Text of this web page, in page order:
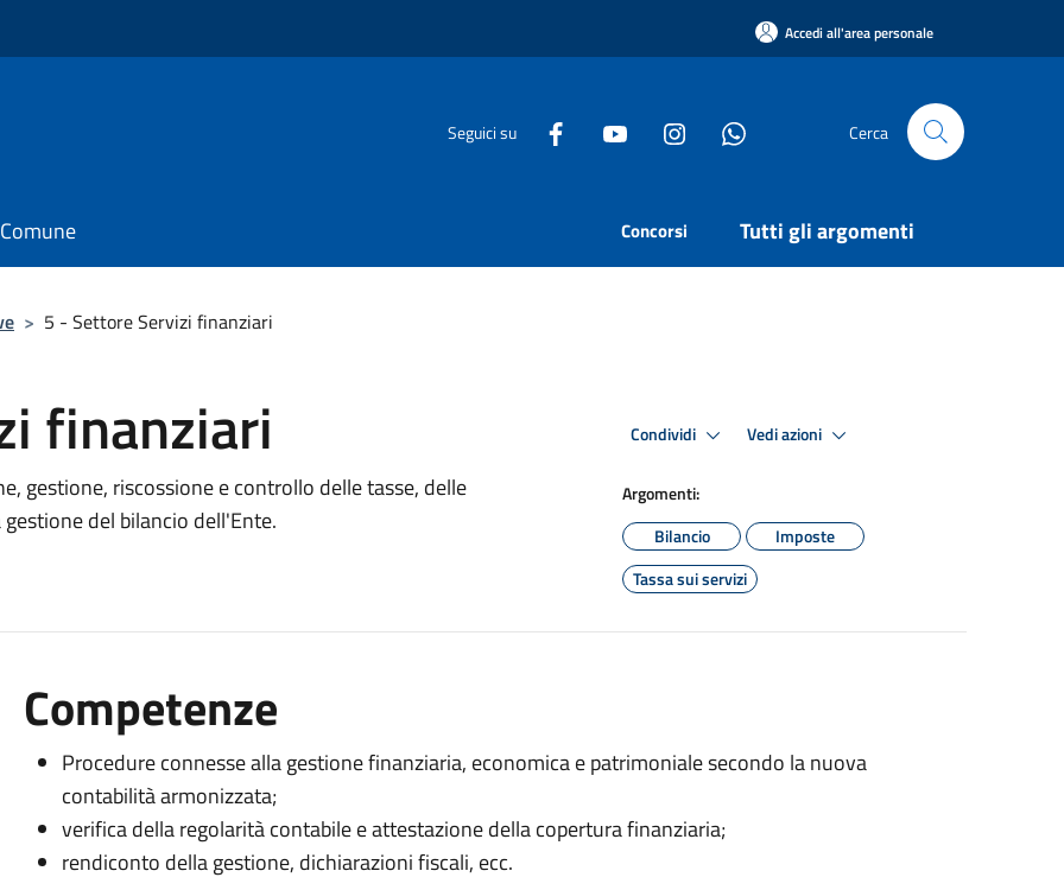
Accedi all'area personale
Seguici su Cerca
Concorsi Tutti gli argomenti
> 5 - Settore Servizi finanziari
finanziari
gestione, riscossione e controllo delle tasse, delle
del bilancio dell'Ente.
Condividi Vedi azioni
Argomenti:
Bilancio
Imposte
Tassa sui servizi
Competenze
Procedure connesse alla gestione finanziaria, economica e patrimoniale secondo la nuova
contabilità armonizzata;
verifica della regolarità contabile e attestazione della copertura finanziaria;
rendiconto della gestione, dichiarazioni fiscali, ecc.